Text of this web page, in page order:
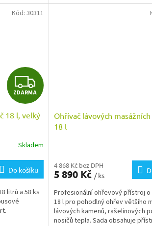
Z
D
A
R
M
A
ZDARMA
18 l, velký
Skladem
Do košíku
litrů a 58 ks
Kód: 30311
Ohřívač lávových
18 l
produktu
je
z
5
hvězdiček.
4 868 Kč bez DPH
5 890 Kč / ks
Profesionální ohřevový přístroj o
18 l pro pohodlný ohřev většího
lávových kamenů, rašelinových
nosičů tepla. Sada obsahuje